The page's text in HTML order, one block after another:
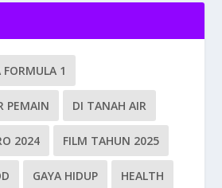
FORMULA 1
PEMAIN DI TANAH AIR
2024 FILM TAHUN 2025
GAYA HIDUP HEALTH